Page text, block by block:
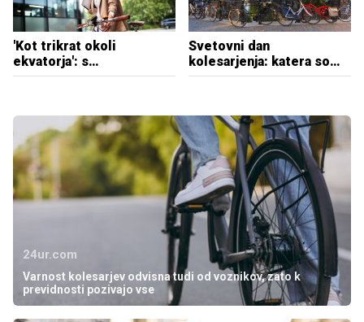
'Kot trikrat okoli
ekvatorja': s
kolesarjenjem v službo
Svetovni dan
kolesarjenja: katera so
najbolj kolesarska mesta
24ur.com
Varnost kolesarjev odvisna tudi od voznikov, zato k
previdnosti pozivajo vse